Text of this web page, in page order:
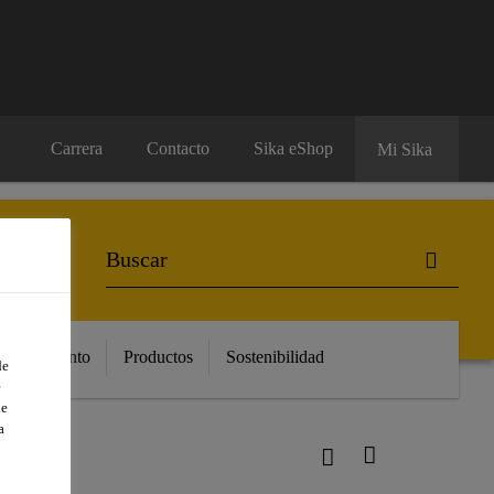
Carrera Contacto Sika eShop Mi Sika
Productos Sostenibilidad